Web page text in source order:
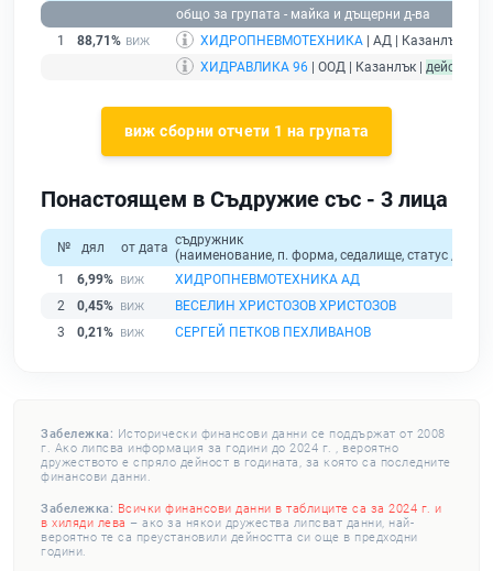
общо за групата - майка и дъщерни д-ва
1
88,71% ХИДРОПНЕВМОТЕХНИКА | АД | Казанлък |
ХИДРАВЛИКА 96 | ООД | Казанлък | действащ
виж сборни отчети 1 на групата
Понастоящем в Съдружие със - 3 лица
№ дял от дата съдружник
(наименование, п. форма, седалище, статус /
1
6,99%
ХИДРОПНЕВМОТЕХНИКА АД
2
0,45%
ВЕСЕЛИН ХРИСТОЗОВ ХРИСТОЗОВ
3
0,21% СЕРГЕЙ ПЕТКОВ ПЕХЛИВАНОВ
Забележка: Исторически финансови данни се поддържат от 2008
г. Ако липсва информация за години до 2024 г. , вероятно
дружеството е спряло дейност в годината, за която са последните
финансови данни.
Забележка: Всички финансови данни в таблиците са за 2024 г. и
в хиляди лева – ако за някои дружества липсват данни, най-
вероятно те са преустановили дейността си още в предходни
години.